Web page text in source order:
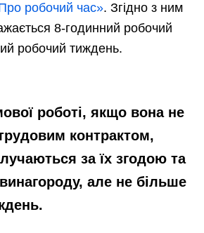
робочий час». Згідно з ним
8-годинний робочий
робочий тиждень.
роботі, якщо вона не
контрактом,
за їх згодою та
але не більше